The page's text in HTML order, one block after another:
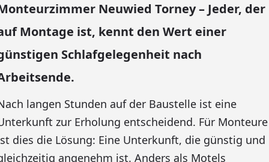
Neuwied Torney – Jeder, der
Montage ist, kennt den Wert einer
Schlafgelegenheit nach
langen Stunden auf der Baustelle ist eine
zur Erholung entscheidend. Für Monteure
dies die Lösung: Eine Unterkunft, die günstig und
angenehm ist. Anders als Motels